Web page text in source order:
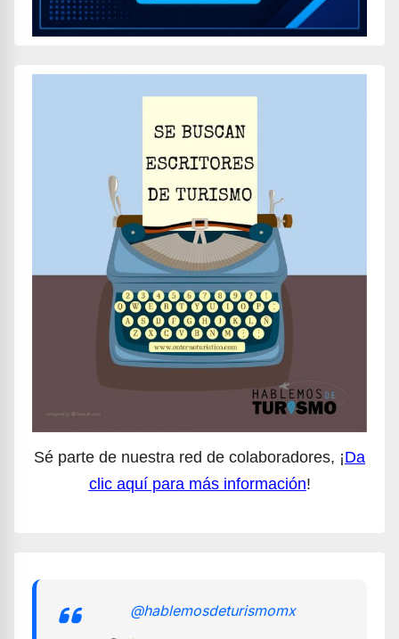
Sé parte de nuestra red de colaboradores, ¡Da
clic aquí para más información!
@hablemosdeturismomx